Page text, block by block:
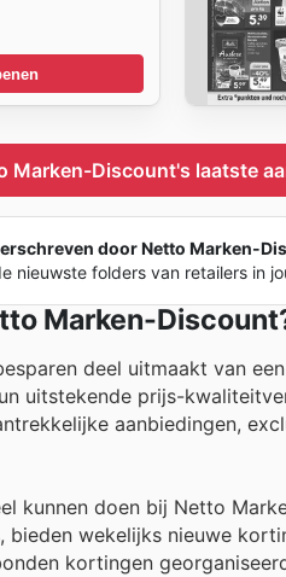
Marken-Discount's laatste
door Netto Marken-
nieuwste folders van retailers in
Marken-
deel uitmaakt van
uitstekende prijs-
aanbiedingen,
kunnen doen bij Netto
wekelijks nieuwe
kortingen